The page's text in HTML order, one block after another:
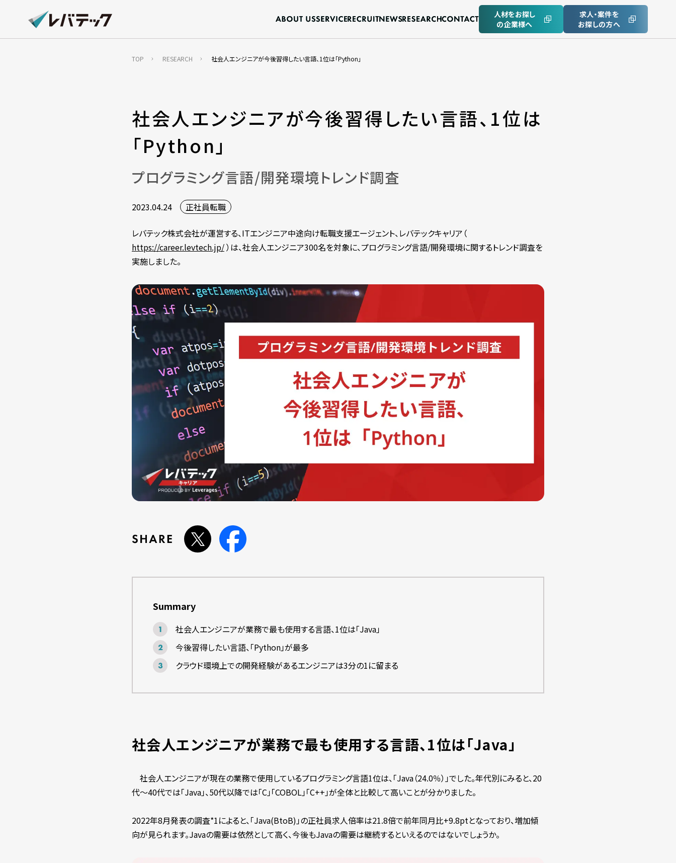
人材をお探し
の企業様へ
求人・案件を
お探しの方へ
TOP RESEARCH 社会人エンジニアが今後習得したい言語、1位は「Python」
社会人エンジニアが今後習得したい言語、1位は
「Python」
プログラミング言語/開発環境トレンド調査
2023.04.24 正社員転職
レバテック株式会社が運営する、ITエンジニア中途向け転職支援エージェント、レバテックキャリア（
https://career.levtech.jp/）は、社会人エンジニア300名を対象に、プログラミング言語/開発環境に関するトレンド調査を
実施しました。
Summary
社会人エンジニアが業務で最も使用する言語、1位は「Java」
今後習得したい言語、「Python」が最多
クラウド環境上での開発経験があるエンジニアは3分の1に留まる
社会人エンジニアが業務で最も使用する言語、1位は「Java」
社会人エンジニアが現在の業務で使用しているプログラミング言語1位は、「Java（24.0％）」でした。年代別にみると、20
代～40代では「Java」、50代以降では「C」「COBOL」「C++」が全体と比較して高いことが分かりました。
2022年8月発表の調査*1によると、「Java(BtoB)」の正社員求人倍率は21.8倍で前年同月比+9.8ptとなっており、増加傾
向が見られます。Javaの需要は依然として高く、今後もJavaの需要は継続するといえるのではないでしょうか。